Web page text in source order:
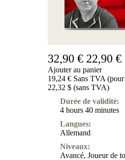
32,90 € 22,90 €
Ajouter au panier
19,24 € Sans TVA
22,32 $ (sans TVA)
Durée de validité:
4 hours 40 minutes
Langues:
Allemand
Niveaux:
Avancé, Joueur de